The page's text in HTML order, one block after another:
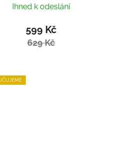
Ihned k odeslání
599 Kč
629 Kč